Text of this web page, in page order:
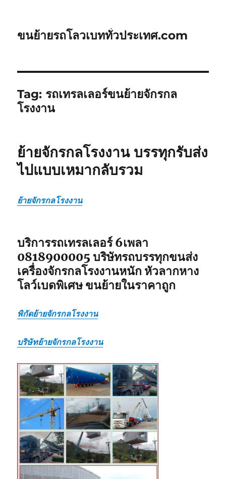
ขนย้ายรถโลวเบททั่วประเทศ.com
Tag: รถเทรลเลอร์ขนย้ายจักรกล
โรงงาน
ย้ายจักรกลโรงงาน บรรทุกรับส่ง
ไปแบบเหมากลับรวม
ย้ายจักรกลโรงงาน
บริการรถเทรลเลอร์ 6เพลา
0818900005 บริษัทรถบรรทุกขนส่ง
เครื่องจักรกลโรงงานหนัก หัวลากหาง
โลว์เบดพิเศษ ขนย้ายในราคาถูก
พิกัดย้ายจักรกลโรงงาน
บริษัทย้ายจักรกลโรงงาน